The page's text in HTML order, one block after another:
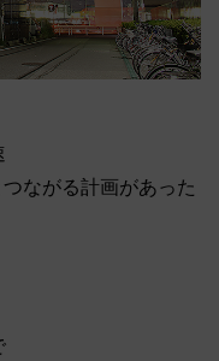
ながる計画があった